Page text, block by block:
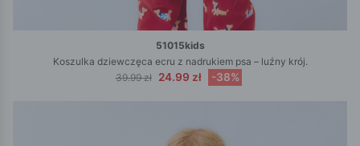
51015kids
Koszulka dziewczęca ecru z nadrukiem psa – luźny krój.
39.99 zł
24.99 zł -38%